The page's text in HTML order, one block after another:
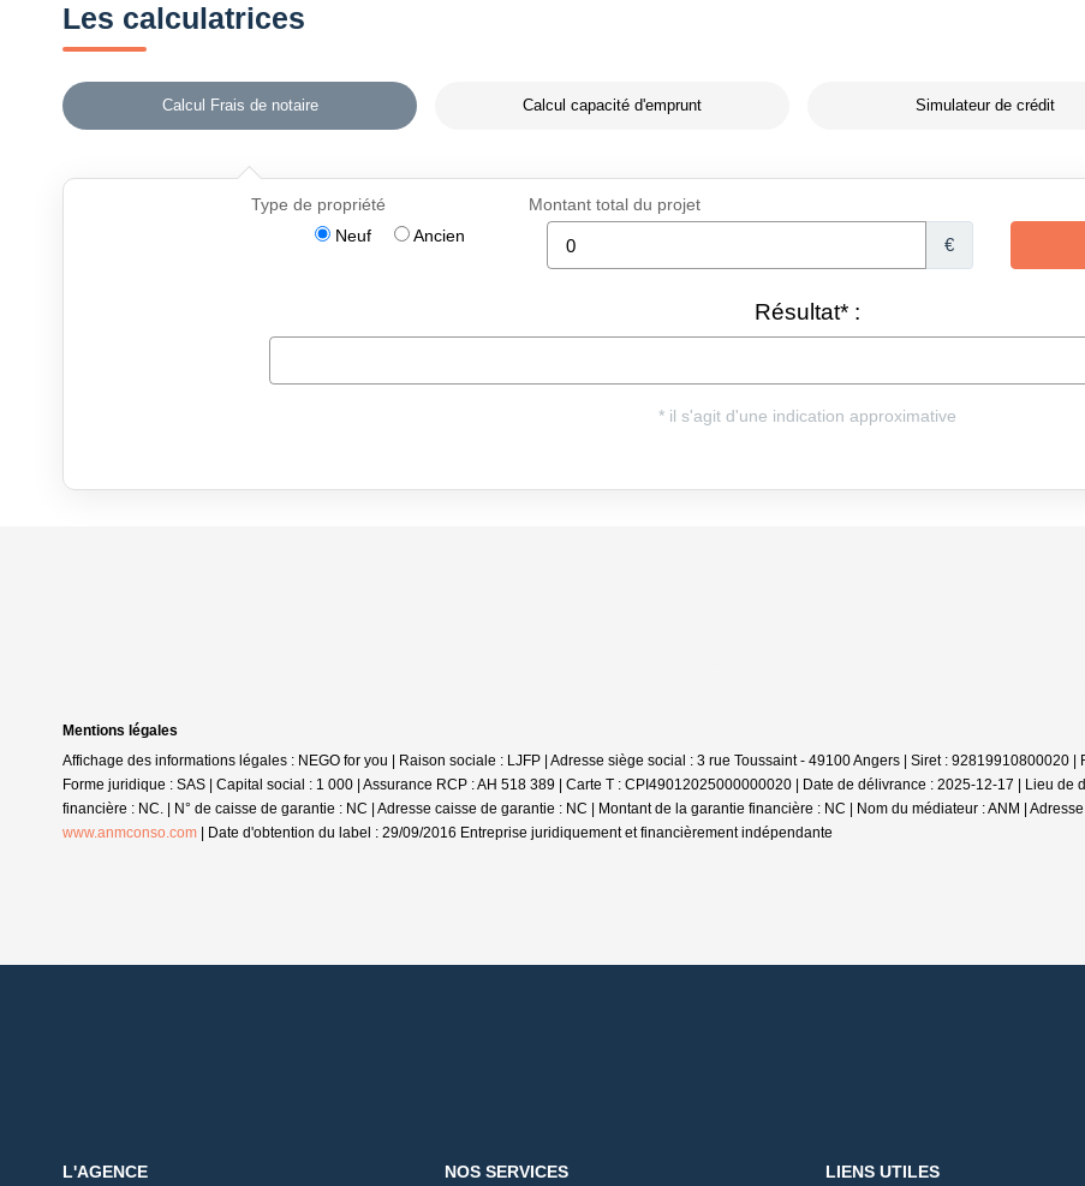
Les calculatrices
Calcul Frais de notaire Calcul capacité d'emprunt Simulateur de crédit
Mentions légales
Affichage des informations légales : NEGO for you | Raison sociale : LJFP | Adresse siège social : 3 rue Toussaint - 49100 Angers | Siret : 92819910800020 |
Forme juridique : SAS | Capital social : 1 000 | Assurance RCP : AH 518 389 | Carte T : CPI49012025000000020 | Date de délivrance : 2025-12-17 | Lieu
financière : NC. | N° de caisse de garantie : NC | Adresse caisse de garantie : NC | Montant de la garantie financière : NC | Nom du médiateur : ANM |
www.anmconso.com | Date d'obtention du label : 29/09/2016 Entreprise juridiquement et financièrement indépendante
L'AGENCE NOS SERVICES LIENS UTILES